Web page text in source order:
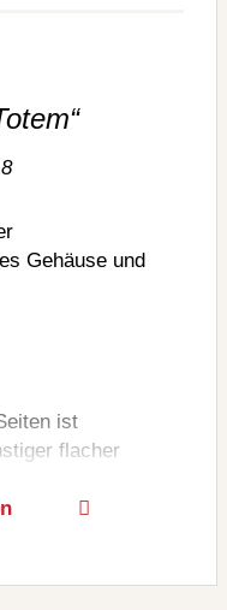
2018
Gehäuse und
ist
flacher